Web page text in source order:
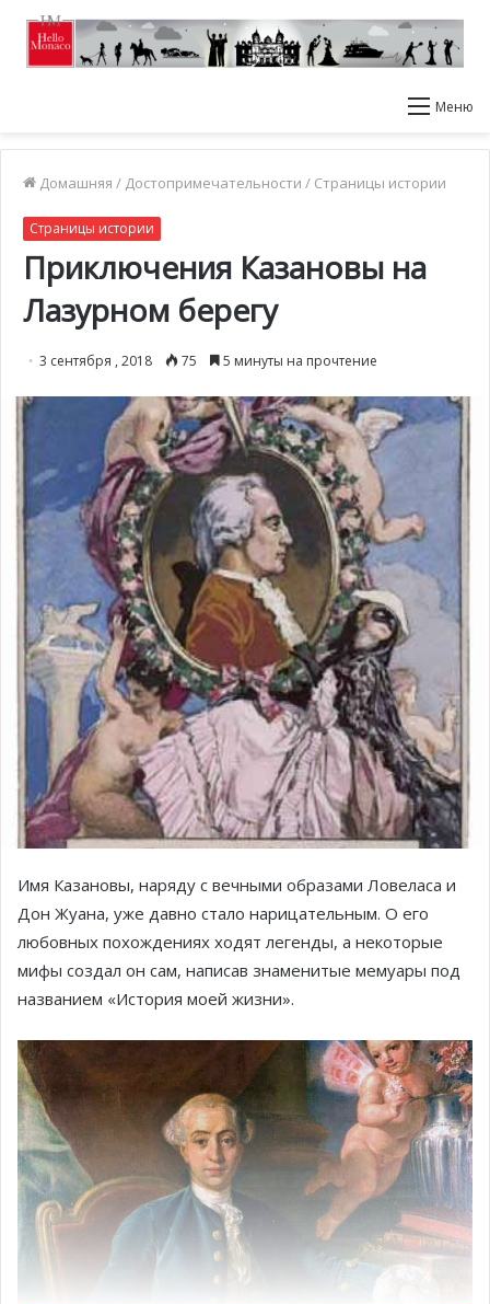
Меню
Домашняя / Достопримечательности / Страницы истории
Страницы истории
Приключения Казановы на
Лазурном берегу
3 сентября , 2018 75 5 минуты на прочтение
Имя Казановы, наряду с вечными образами Ловеласа и
Дон Жуана, уже давно стало нарицательным. О его
любовных похождениях ходят легенды, а некоторые
мифы создал он сам, написав знаменитые мемуары под
названием «История моей жизни».